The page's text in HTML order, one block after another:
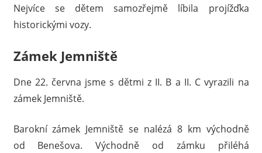
Nejvíce se dětem samozřejmě líbila projížďka
historickými vozy.
Zámek Jemniště
Dne 22. června jsme s dětmi z II. B a II. C vyrazili na
zámek Jemniště.
Barokní zámek Jemniště se nalézá 8 km východně
od Benešova. Východně od zámku přiléhá